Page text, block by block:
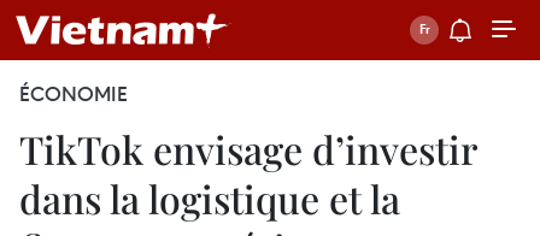
ÉCONOMIE
TikTok envisage d’investir
dans la logistique et la